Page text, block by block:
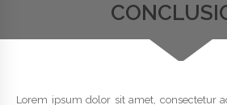
Lorem ipsum dolor sit amet, consectetur